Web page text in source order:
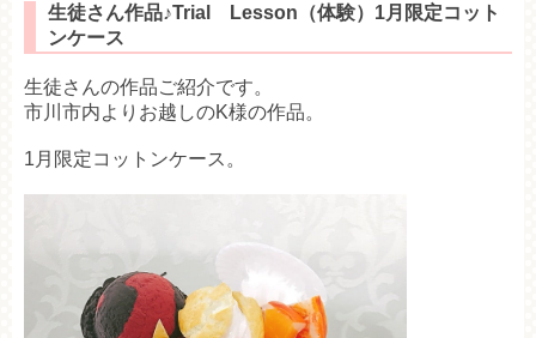
生徒さん作品♪Trial Lesson（体験）1月限定コット
ンケース
生徒さんの作品ご紹介です。
市川市内よりお越しのK様の作品。
1月限定コットンケース。